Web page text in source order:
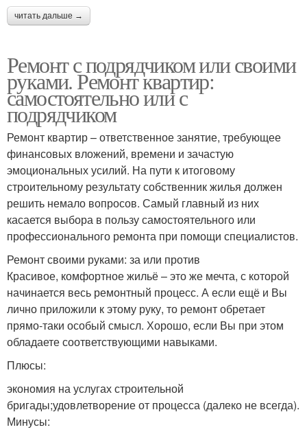
читать дальше →
Ремонт с подрядчиком или своими
руками. Ремонт квартир:
самостоятельно или с
подрядчиком
Ремонт квартир – ответственное занятие, требующее
финансовых вложений, времени и зачастую
эмоциональных усилий. На пути к итоговому
строительному результату собственник жилья должен
решить немало вопросов. Самый главный из них
касается выбора в пользу самостоятельного или
профессионального ремонта при помощи специалистов.
Ремонт своими руками: за или против
Красивое, комфортное жильё – это же мечта, с которой
начинается весь ремонтный процесс. А если ещё и Вы
лично приложили к этому руку, то ремонт обретает
прямо-таки особый смысл. Хорошо, если Вы при этом
обладаете соответствующими навыками.
Плюсы:
экономия на услугах строительной
бригады;удовлетворение от процесса (далеко не всегда).
Минусы: